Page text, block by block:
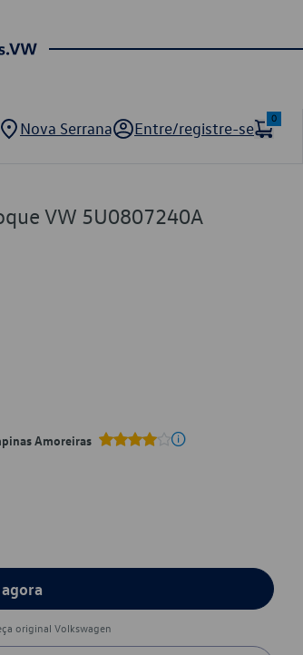
Nova Serrana Entre/registre-se
0
VW 5U0807240A
Amoreiras
original Volkswagen